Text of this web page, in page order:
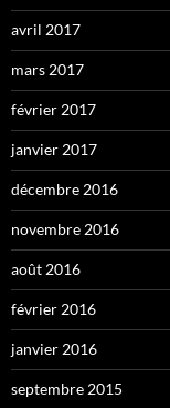
avril 2017
mars 2017
février 2017
janvier 2017
décembre 2016
novembre 2016
août 2016
février 2016
janvier 2016
septembre 2015